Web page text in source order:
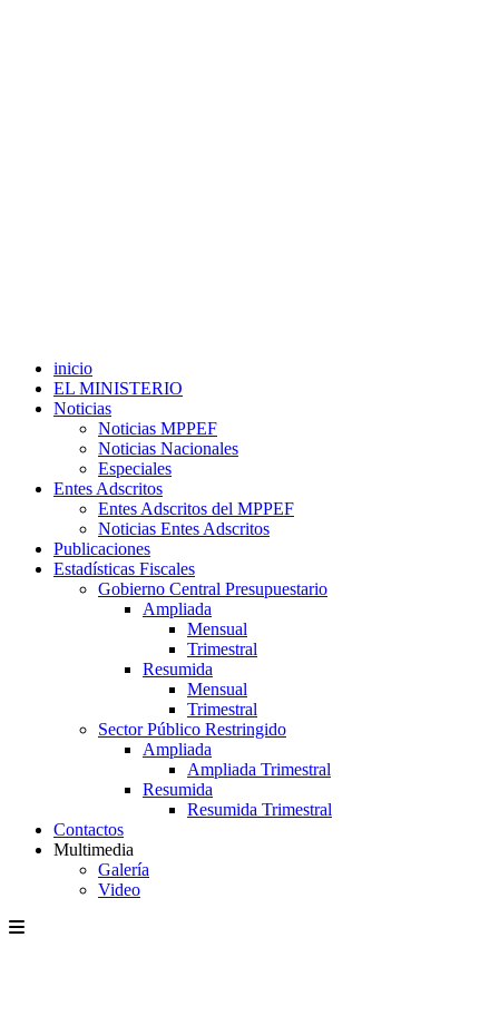
inicio
EL MINISTERIO
Noticias
Noticias MPPEF
Noticias Nacionales
Especiales
Entes Adscritos
Entes Adscritos del MPPEF
Noticias Entes Adscritos
Publicaciones
Estadísticas Fiscales
Gobierno Central Presupuestario
Ampliada
Mensual
Trimestral
Resumida
Mensual
Trimestral
Sector Público Restringido
Ampliada
Ampliada Trimestral
Resumida
Resumida Trimestral
Contactos
Multimedia
Galería
Video